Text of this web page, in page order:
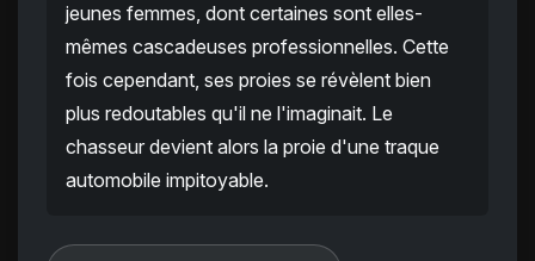
jeunes femmes, dont certaines sont elles-
mêmes cascadeuses professionnelles. Cette
fois cependant, ses proies se révèlent bien
plus redoutables qu'il ne l'imaginait. Le
chasseur devient alors la proie d'une traque
automobile impitoyable.